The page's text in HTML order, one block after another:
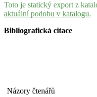
Toto je statický export z
aktuální podobu v katalogu.
Bibliografická citace
Názory čtenářů